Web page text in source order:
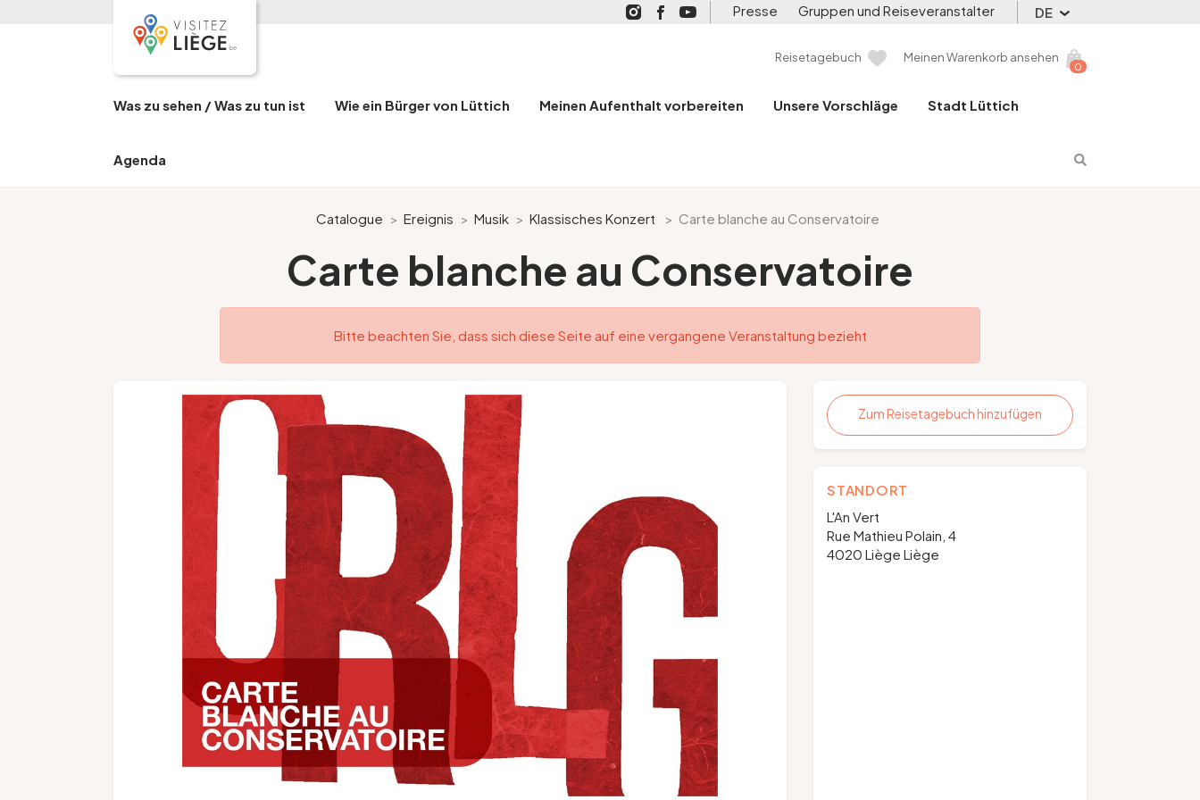
Presse Gruppen und Reiseveranstalter DE
Reisetagebuch
0
Meinen Warenkorb ansehen
Was zu sehen / Was zu tun ist Wie ein Bürger von Lüttich Meinen Aufenthalt vorbereiten Unsere Vorschläge Stadt Lüttich
Agenda
Catalogue > Ereignis > Musik > Klassisches Konzert > Carte blanche au Conservatoire
Carte blanche au Conservatoire
Bitte beachten Sie, dass sich diese Seite auf eine vergangene Veranstaltung bezieht
Zum Reisetagebuch hinzufügen
STANDORT
L'An Vert
Rue Mathieu Polain, 4
4020 Liège Liège